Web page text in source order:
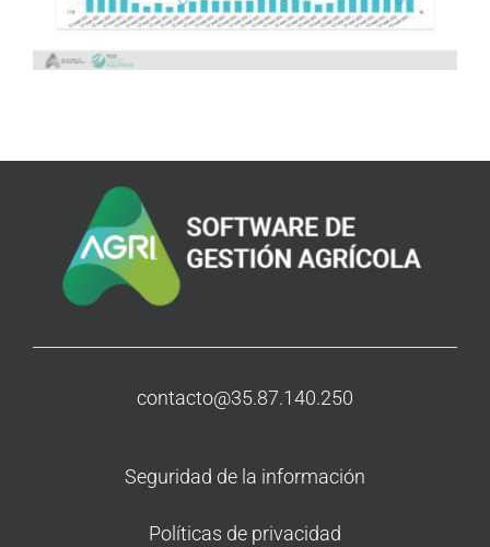
contacto@35.87.140.250
Seguridad de la información
Políticas de privacidad